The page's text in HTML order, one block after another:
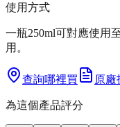
使用方式
一瓶250ml可對應使用
用。
查詢哪裡買 原廠
為這個產品評分